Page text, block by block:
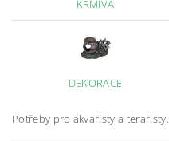
KRMIVA
DEKORACE
Potřeby pro akvaristy a teraristy.